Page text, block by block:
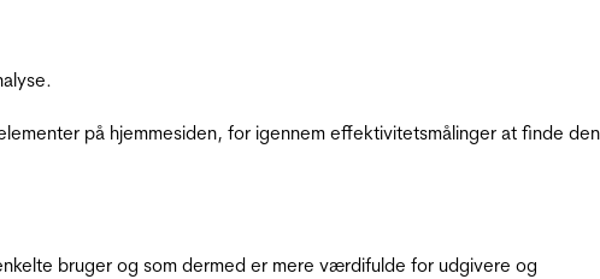
på hjemmesiden, for igennem effektivitetsmålinger at finde den
bruger og som dermed er mere værdifulde for udgivere og